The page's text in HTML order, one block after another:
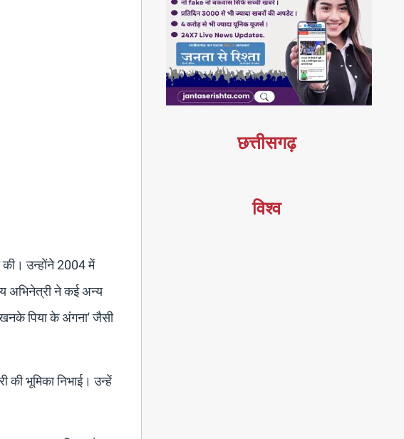
उन्होंने 2004 में
अभिनेत्री ने कई अन्य
खनके पिया के अंगना' जैसी
की भूमिका निभाई। उन्हें
छत्तीसगढ़
विश्व